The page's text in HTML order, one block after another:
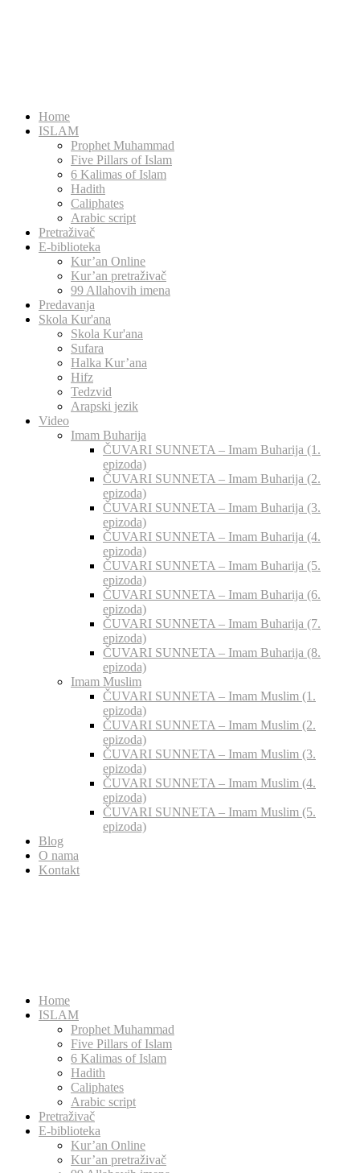
Home
ISLAM
Prophet Muhammad
Five Pillars of Islam
6 Kalimas of Islam
Hadith
Caliphates
Arabic script
Pretraživač
E-biblioteka
Kur’an Online
Kur’an pretraživač
99 Allahovih imena
Predavanja
Skola Kur'ana
Skola Kur'ana
Sufara
Halka Kur’ana
Hifz
Tedzvid
Arapski jezik
Video
Imam Buharija
ČUVARI SUNNETA – Imam Buharija (1.
epizoda)
ČUVARI SUNNETA – Imam Buharija (2.
epizoda)
ČUVARI SUNNETA – Imam Buharija (3.
epizoda)
ČUVARI SUNNETA – Imam Buharija (4.
epizoda)
ČUVARI SUNNETA – Imam Buharija (5.
epizoda)
ČUVARI SUNNETA – Imam Buharija (6.
epizoda)
ČUVARI SUNNETA – Imam Buharija (7.
epizoda)
ČUVARI SUNNETA – Imam Buharija (8.
epizoda)
Imam Muslim
ČUVARI SUNNETA – Imam Muslim (1.
epizoda)
ČUVARI SUNNETA – Imam Muslim (2.
epizoda)
ČUVARI SUNNETA – Imam Muslim (3.
epizoda)
ČUVARI SUNNETA – Imam Muslim (4.
epizoda)
ČUVARI SUNNETA – Imam Muslim (5.
epizoda)
Blog
O nama
Kontakt
Home
ISLAM
Prophet Muhammad
Five Pillars of Islam
6 Kalimas of Islam
Hadith
Caliphates
Arabic script
Pretraživač
E-biblioteka
Kur’an Online
Kur’an pretraživač